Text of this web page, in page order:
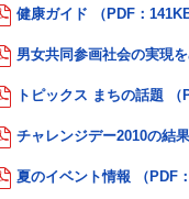
健康ガイド （PDF：
男女共同参画社会の実現
トピックス まちの話題 （
チャレンジデー2010の結
夏のイベント情報 （PDF